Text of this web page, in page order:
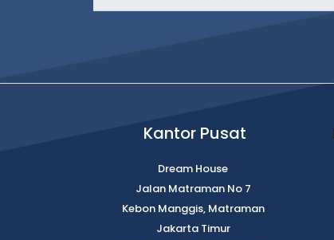
Kantor Pusat
Dream House
Jalan Matraman No 7
Kebon Manggis, Matraman
Jakarta Timur